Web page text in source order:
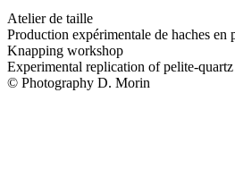
Atelier de taille
Production expérimentale de haches en
Knapping workshop
Experimental replication of pelite-quartz
© Photography D. Morin